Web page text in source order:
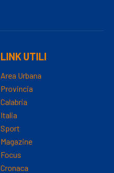
LINK UTILI
Area Urbana
Provincia
Calabria
Italia
Sport
Magazine
Focus
Cronaca